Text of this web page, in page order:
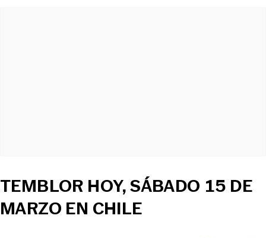
TEMBLOR HOY, SÁBADO 15 DE
MARZO EN CHILE